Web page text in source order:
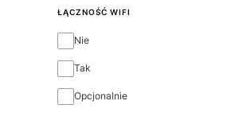
ŁĄCZNOŚĆ WIFI
Łączność WIFI
Nie
Tak
Opcjonalnie